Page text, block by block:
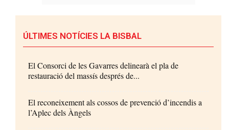
ÚLTIMES NOTÍCIES LA BISBAL
El Consorci de les Gavarres delinearà el pla de
restauració del massís després de...
El reconeixement als cossos de prevenció d’incendis a
l’Aplec dels Àngels